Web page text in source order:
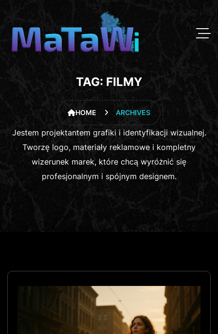
TAG: FILMY
HOME ARCHIVES
Jestem projektantem grafiki i identyfikacji wizualnej.
Tworzę logo, materiały reklamowe i kompletny
wizerunek marek, które chcą wyróżnić się
profesjonalnym i spójnym designem.